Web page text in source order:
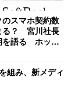
のスマホ契約数
る？ 宮川社長
を語る ホッピ
組み、新メディ